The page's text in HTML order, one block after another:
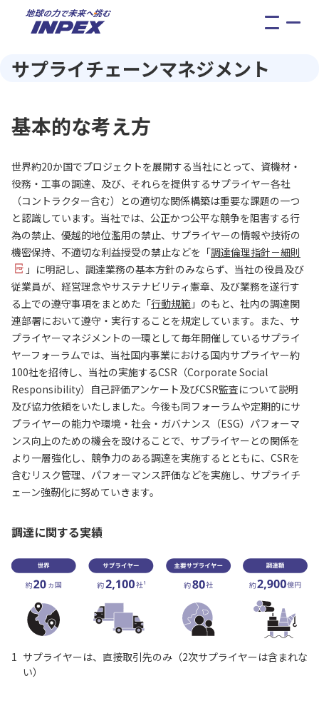
サプライチェーンマネジメント
基本的な考え方
世界約20か国でプロジェクトを展開する当社にとって、資機材・
役務・工事の調達、及び、それらを提供するサプライヤー各社
（コントラクター含む）との適切な関係構築は重要な課題の一つ
と認識しています。当社では、公正かつ公平な競争を阻害する行
為の禁止、優越的地位濫用の禁止、サプライヤーの情報や技術の
機密保持、不適切な利益授受の禁止などを「調達倫理指針－細則
」に明記し、調達業務の基本方針のみならず、当社の役員及び
従業員が、経営理念やサステナビリティ憲章、及び業務を遂行す
る上での遵守事項をまとめた「行動規範 」のもと、社内の調達関
連部署において遵守・実行することを規定しています。また、サ
プライヤーマネジメントの一環として毎年開催しているサプライ
ヤーフォーラムでは、当社国内事業における国内サプライヤー約
100社を招待し、当社の実施するCSR（Corporate Social
Responsibility）自己評価アンケート及びCSR監査について説明
及び協力依頼をいたしました。今後も同フォーラムや定期的にサ
プライヤーの能力や環境・社会・ガバナンス（ESG）パフォーマ
ンス向上のための機会を設けることで、サプライヤーとの関係を
より一層強化し、競争力のある調達を実施するとともに、CSRを
含むリスク管理、パフォーマンス評価などを実施し、サプライチ
ェーン強靭化に努めていきます。
調達に関する実績
1 サプライヤーは、直接取引先のみ（2次サプライヤーは含まれな
い）